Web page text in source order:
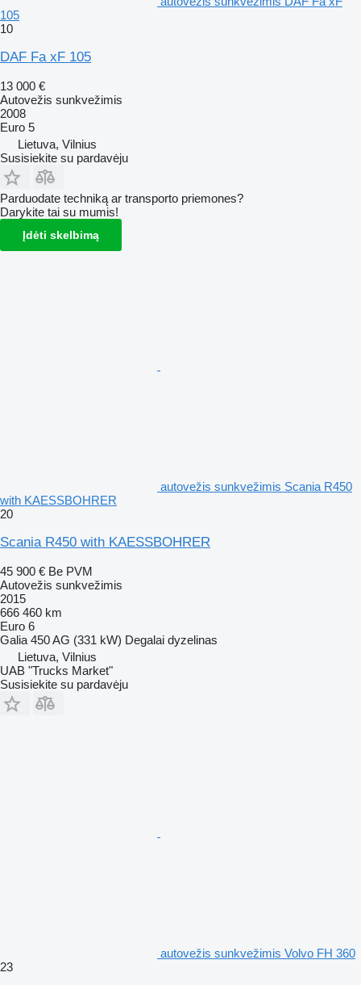
105
10
DAF Fa xF 105
13 000 €
Autovežis sunkvežimis
2008
Euro 5
Lietuva, Vilnius
Susisiekite su pardavėju
Parduodate techniką ar transporto priemones?
Darykite tai su mumis!
Įdėti skelbimą
autovežis sunkvežimis Scania R450
with KAESSBOHRER
20
Scania R450 with KAESSBOHRER
45 900 € Be PVM
Autovežis sunkvežimis
2015
666 460 km
Euro 6
Galia 450 AG (331 kW) Degalai dyzelinas
Lietuva, Vilnius
UAB "Trucks Market"
Susisiekite su pardavėju
autovežis sunkvežimis Volvo FH 360
23